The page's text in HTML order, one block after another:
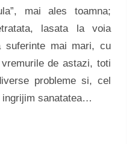
mai ales toamna;
lasata la voia
suferinte mai mari, cu
de astazi, toti
probleme si, cel
ingrijim sanatatea…